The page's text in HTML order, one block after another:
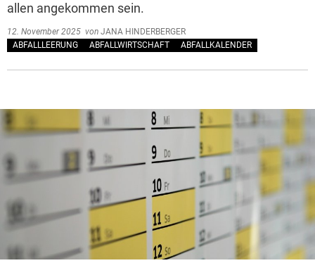
allen angekommen sein.
12. November 2025 von JANA HINDERBERGER
ABFALLLEERUNG
ABFALLWIRTSCHAFT ABFALLKALENDER